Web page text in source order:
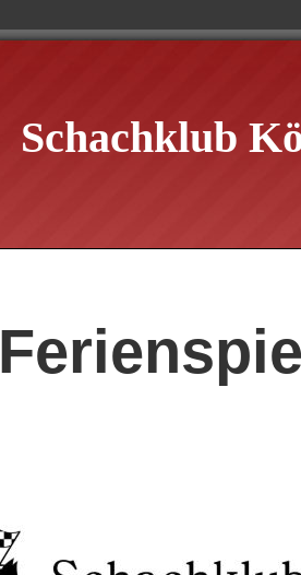
Schachklub